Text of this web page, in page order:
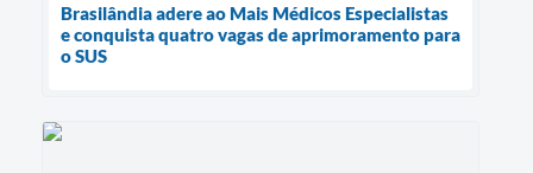
Brasilândia adere ao Mais Médicos Especialistas
e conquista quatro vagas de aprimoramento para
o SUS